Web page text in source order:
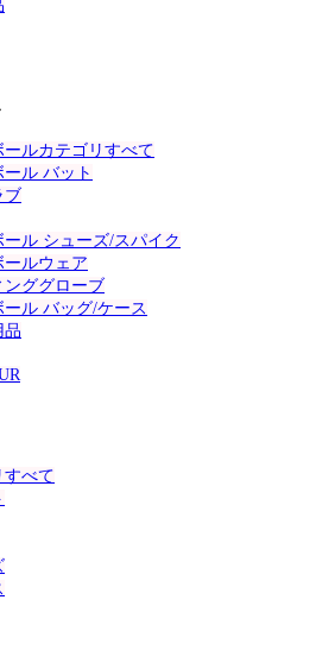
ルカテゴリすべて
ル バット
ブ
ル シューズ/スパイク
ルウェア
ググローブ
ル バッグ/ケース
品
すべて